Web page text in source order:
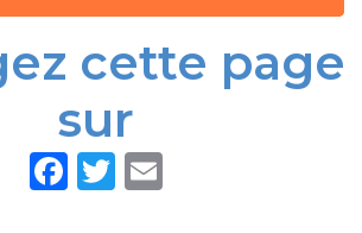
cette page
sur
Facebook
Twitter